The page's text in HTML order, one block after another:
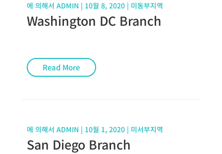
에 의해서 ADMIN | 10월 8, 2020| 미동부지역
Washington DC Branch
Read More
에 의해서 ADMIN | 10월 1, 2020| 미서부지역
San Diego Branch